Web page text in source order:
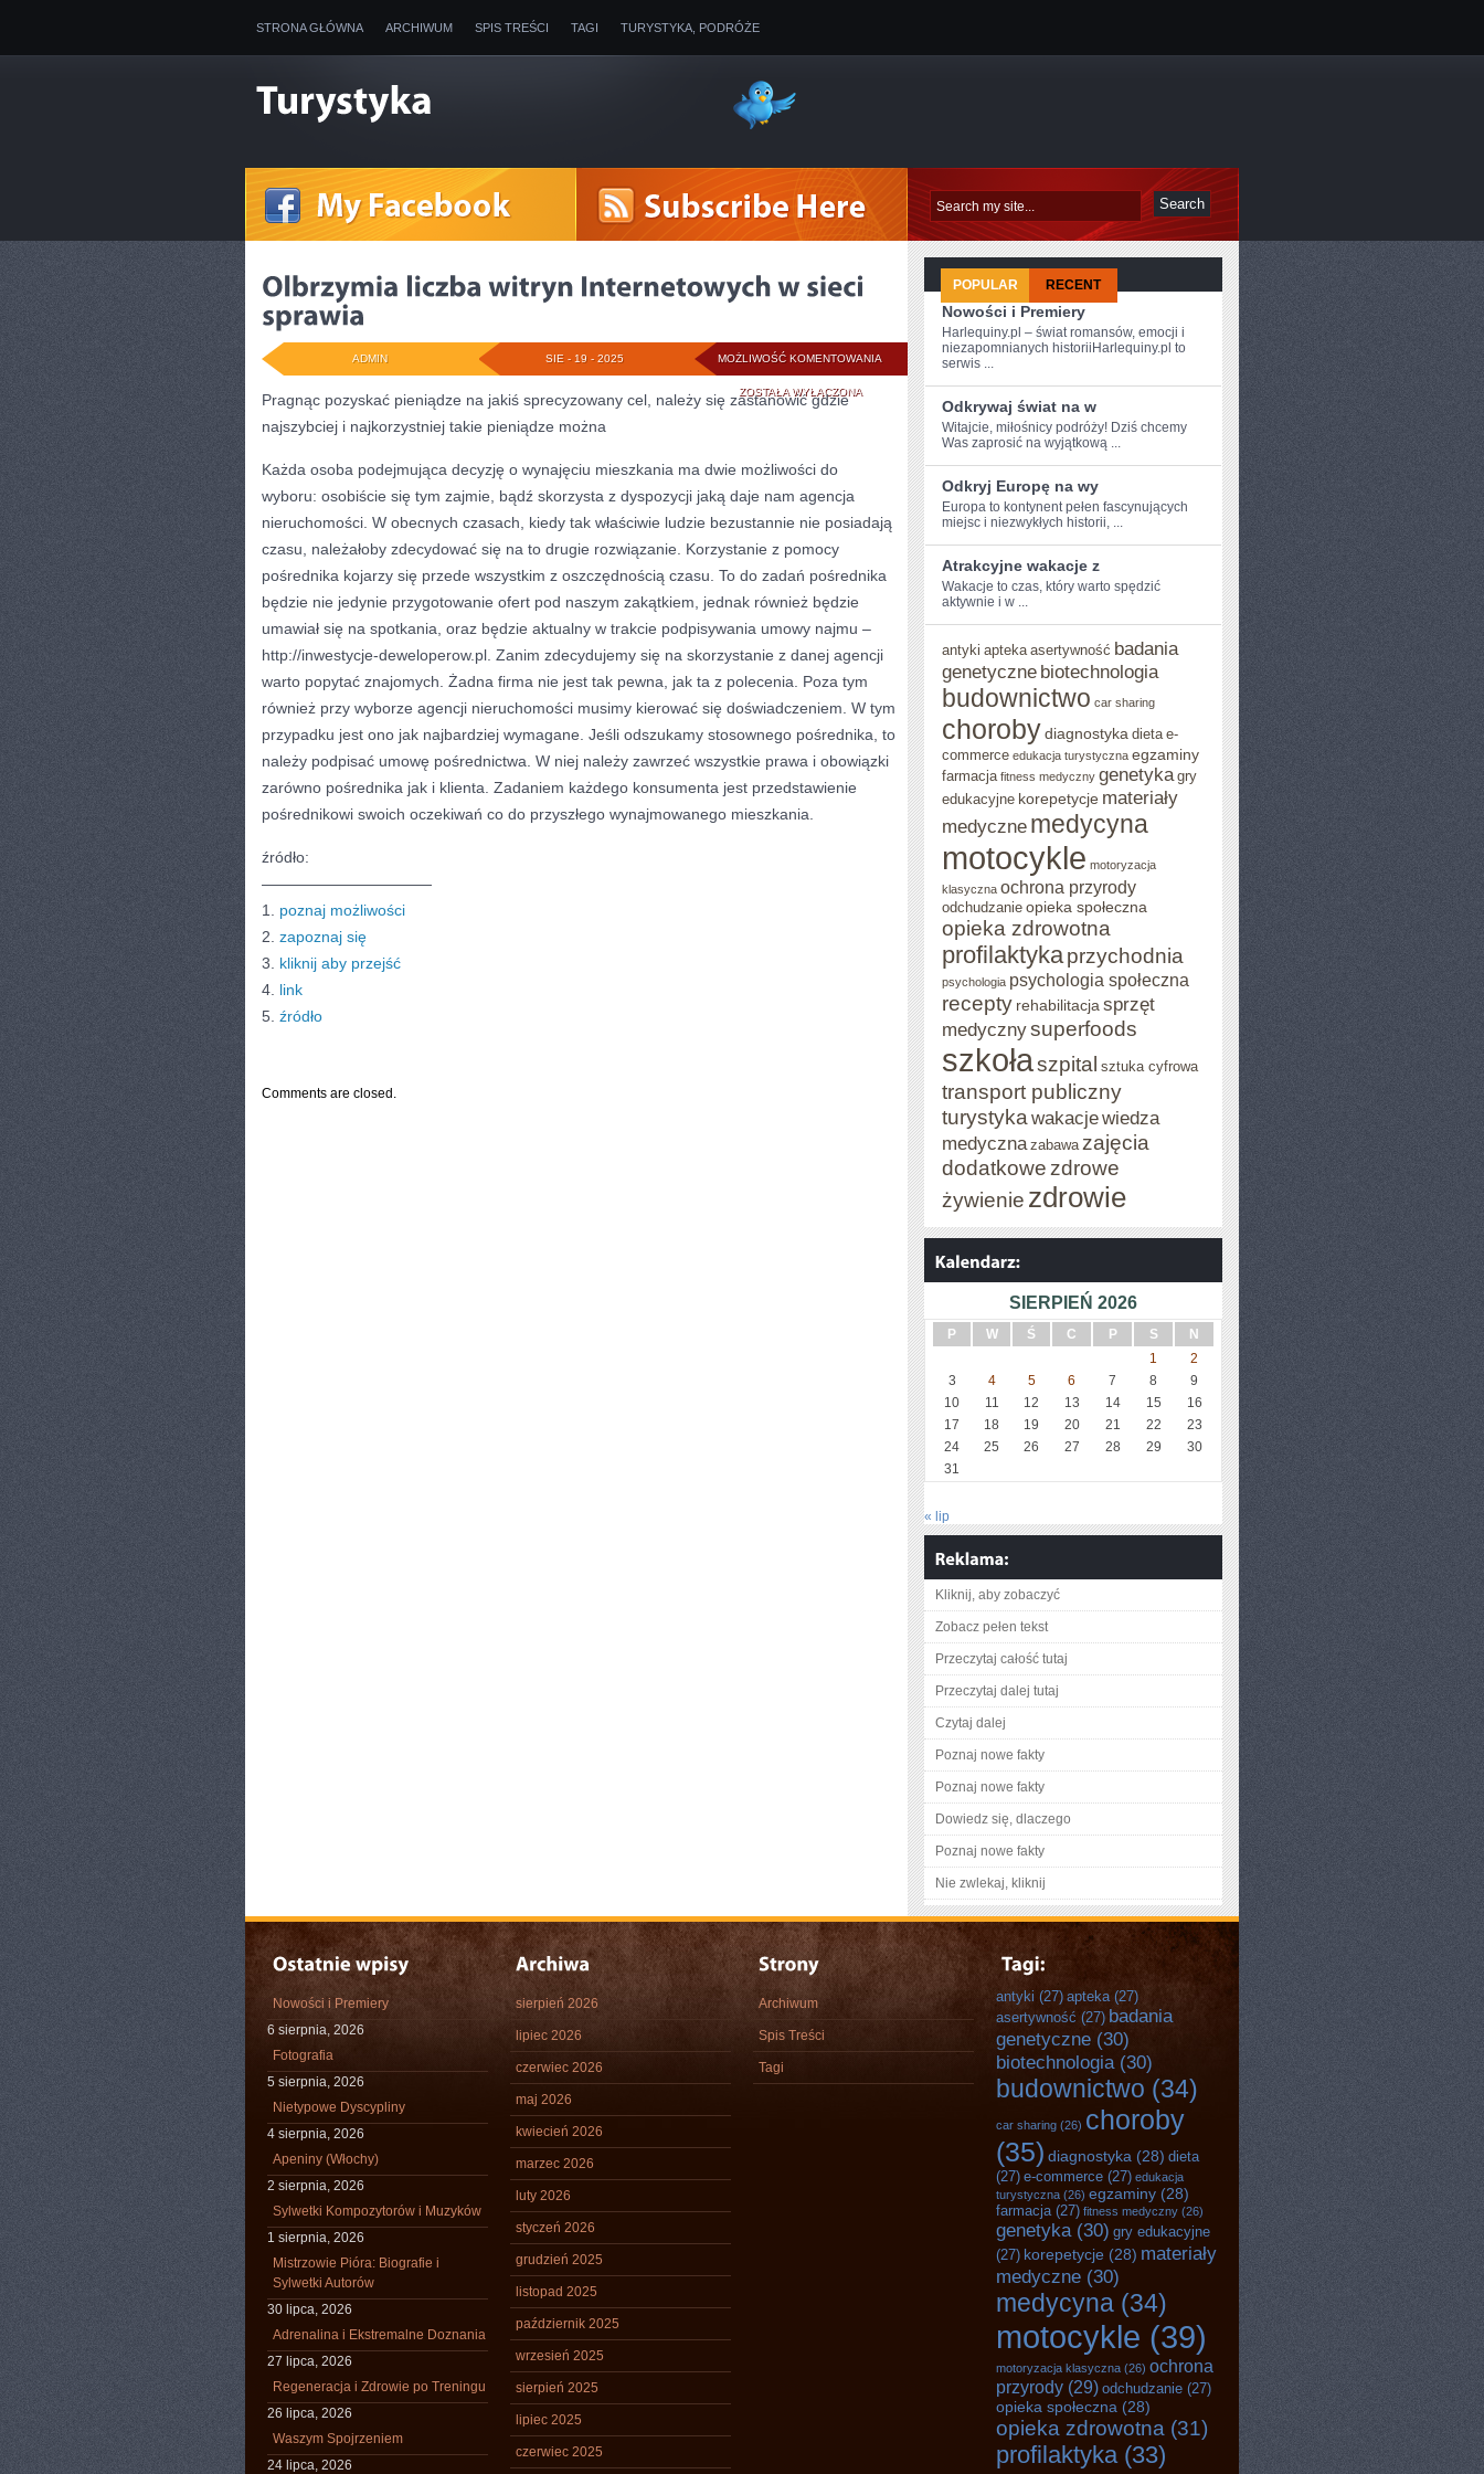
STRONA GŁÓWNA ARCHIWUM SPIS TREŚCI TAGI TURYSTYKA, PODRÓŻE
MOŻLIWOŚĆ KOMENTOWANIA OLBRZYMIA
LICZBA
WITRYN
INTERNETOWYCH
SIECI
SPRAWIA
ZOSTAŁA WYŁĄCZONA
SIE - 19 - 2025
ADMIN
Pragnąc pozyskać pieniądze na jakiś sprecyzowany cel, należy się zastanowić gdzie
najszybciej i najkorzystniej takie pieniądze można
Każda osoba podejmująca decyzję o wynajęciu mieszkania ma dwie możliwości do
wyboru: osobiście się tym zajmie, bądź skorzysta z dyspozycji jaką daje nam agencja
nieruchomości. W obecnych czasach, kiedy tak właściwie ludzie bezustannie nie posiadają
czasu, należałoby zdecydować się na to drugie rozwiązanie. Korzystanie z pomocy
pośrednika kojarzy się przede wszystkim z oszczędnością czasu. To do zadań pośrednika
będzie nie jedynie przygotowanie ofert pod naszym zakątkiem, jednak również będzie
umawiał się na spotkania, oraz będzie aktualny w trakcie podpisywania umowy najmu –
http://inwestycje-deweloperow.pl. Zanim zdecydujemy się na skorzystanie z danej agencji
warto popytać znajomych. Żadna firma nie jest tak pewna, jak ta z polecenia. Poza tym
również przy wyborze agencji nieruchomości musimy kierować się doświadczeniem. W tym
przypadku jest ono jak najbardziej wymagane. Jeśli odszukamy stosownego pośrednika, to
należy podpisać umowę pośrednictwa. W niej należy zawrzeć wszystkie prawa i obowiązki
zarówno pośrednika jak i klienta. Zadaniem każdego konsumenta jest przedstawienie
pośrednikowi swoich oczekiwań co do przyszłego wynajmowanego mieszkania.
źródło:
———————————
1. poznaj możliwości
2. zapoznaj się
3. kliknij aby przejść
4. link
5. źródło
Comments are closed.
POPULAR RECENT
Nowości i Premiery
Harlequiny.pl – świat romansów, emocji i
niezapomnianych historiiHarlequiny.pl to
serwis ...
Odkrywaj świat na w
Witajcie, miłośnicy podróży! Dziś chcemy
Was zaprosić na⁤ wyjątkową ...
Odkryj Europę na wy
Europa‌ to kontynent pełen fascynujących
miejsc i niezwykłych​ historii, ...
Atrakcyjne wakacje z
Wakacje to czas,‌ który warto‍ spędzić
aktywnie⁣ i‌ w ...
antyki apteka asertywność badania
genetyczne biotechnologia
budownictwo car sharing
chorobydiagnostyka dieta e-
commerce edukacja turystyczna egzaminy
farmacja fitness medyczny genetyka gry
edukacyjne korepetycje materiały
medyczne medycyna
motocykle motoryzacja
klasyczna ochrona przyrody
odchudzanie opieka społeczna
opieka zdrowotna
profilaktykaprzychodnia
psychologia psychologia społeczna
recepty rehabilitacja sprzęt
medycznysuperfoods
szkołaszpital sztuka cyfrowa
transport publiczny
turystyka wakacjewiedza
medyczna zabawa zajęcia
dodatkowe zdrowe
żywienie zdrowie
SIERPIEŃ 2026
P W Ś C P S
N
1
2
3
4 5 6 7 8
9
10
11 12 13 14 15
16
17
18 19 20 21 22
23
24
25 26 27 28 29
30
31
« lip
Kliknij, aby zobaczyć
Zobacz pełen tekst
Przeczytaj całość tutaj
Przeczytaj dalej tutaj
Czytaj dalej
Poznaj nowe fakty
Poznaj nowe fakty
Dowiedz się, dlaczego
Poznaj nowe fakty
Nie zwlekaj, kliknij
Nowości i Premiery
6 sierpnia, 2026
Fotografia
5 sierpnia, 2026
Nietypowe Dyscypliny
4 sierpnia, 2026
Apeniny (Włochy)
2 sierpnia, 2026
Sylwetki Kompozytorów i Muzyków
1 sierpnia, 2026
Mistrzowie Pióra: Biografie i
Sylwetki Autorów
30 lipca, 2026
Adrenalina i Ekstremalne Doznania
27 lipca, 2026
Regeneracja i Zdrowie po Treningu
26 lipca, 2026
Waszym Spojrzeniem
24 lipca, 2026
sierpień 2026
lipiec 2026
czerwiec 2026
maj 2026
kwiecień 2026
marzec 2026
luty 2026
styczeń 2026
grudzień 2025
listopad 2025
październik 2025
wrzesień 2025
sierpień 2025
lipiec 2025
czerwiec 2025
Archiwum
Spis Treści
Tagi
antyki (27) apteka(27)
asertywność (27) badania
genetyczne (30)
biotechnologia(30)
budownictwo (34)
car sharing (26) choroby
(35) diagnostyka (28) dieta
(27) e-commerce (27) edukacja
turystyczna (26) egzaminy (28)
farmacja(27) fitness medyczny (26)
genetyka(30) gry edukacyjne
(27) korepetycje (28) materiały
medyczne (30)
medycyna (34)
motocykle (39)
motoryzacja klasyczna (26) ochrona
przyrody (29) odchudzanie (27)
opieka społeczna (28)
opieka zdrowotna (31)
profilaktyka(33)